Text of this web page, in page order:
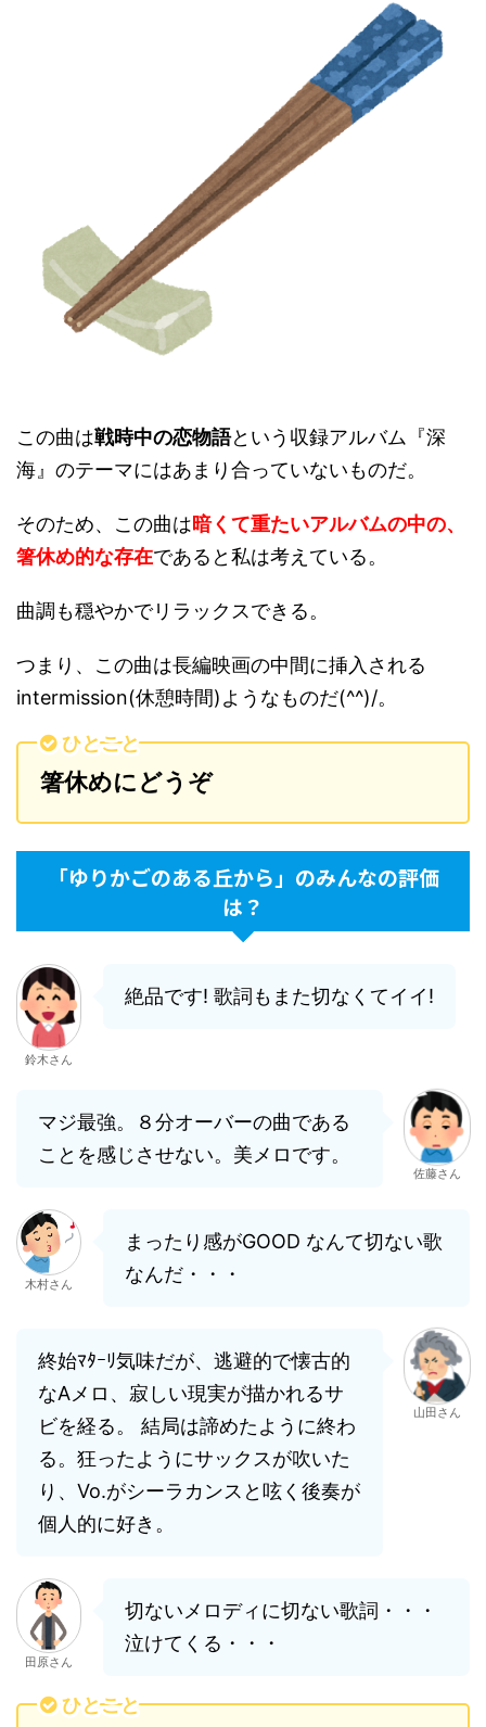
この曲は戦時中の恋物語という収録アルバム『深
海』のテーマにはあまり合っていないものだ。
そのため、この曲は暗くて重たいアルバムの中の、
箸休め的な存在であると私は考えている。
曲調も穏やかでリラックスできる。
つまり、この曲は長編映画の中間に挿入される
intermission(休憩時間)ようなものだ(^^)/。
ひとこと
箸休めにどうぞ
「ゆりかごのある丘から」のみんなの評価
は？
鈴木さん
絶品です! 歌詞もまた切なくてイイ!
マジ最強。８分オーバーの曲である
ことを感じさせない。美メロです。
佐藤さん
木村さん
まったり感がGOOD なんて切ない歌
なんだ・・・
終始ﾏﾀｰﾘ気味だが、逃避的で懐古的
なAメロ、寂しい現実が描かれるサ
ビを経る。 結局は諦めたように終わ
る。狂ったようにサックスが吹いた
り、Vo.がシーラカンスと呟く後奏が
個人的に好き。
山田さん
田原さん
切ないメロディに切ない歌詞・・・
泣けてくる・・・
ひとこと